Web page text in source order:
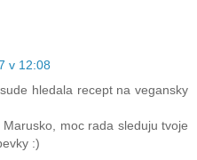
v 12:08
hledala recept na vegansky
moc rada sleduju tvoje
:)